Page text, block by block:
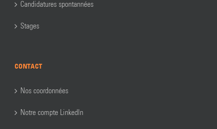
Candidatures spontannées
Stages
CONTACT
Nos coordonnées
Notre compte LinkedIn